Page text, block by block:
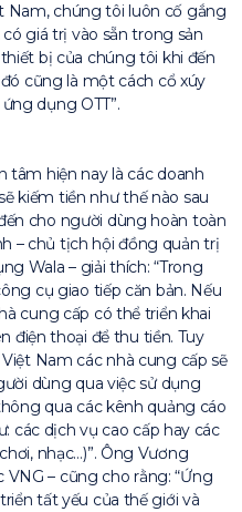
Nam, chúng tôi luôn cố gắng
giá trị vào sẵn trong sản
bị của chúng tôi khi đến
cũng là một cách cổ xúy
dụng OTT”.
tâm hiện nay là các doanh
kiếm tiền như thế nào sau
cho người dùng hoàn toàn
– chủ tịch hội đồng quản trị
Wala – giải thích: “Trong
cụ giao tiếp căn bản. Nếu
cung cấp có thể triển khai
điện thoại để thu tiền. Tuy
Nam các nhà cung cấp sẽ
dùng qua việc sử dụng
qua các kênh quảng cáo
các dịch vụ cao cấp hay các
nhạc…)”. Ông Vương
– cũng cho rằng: “Ứng
tất yếu của thế giới và